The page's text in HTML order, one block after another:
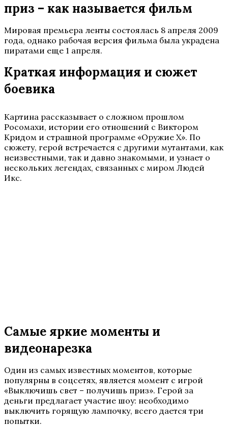
приз – как называется фильм
Мировая премьера ленты состоялась 8 апреля 2009
года, однако рабочая версия фильма была украдена
пиратами еще 1 апреля.
Краткая информация и сюжет
боевика
Картина рассказывает о сложном прошлом
Росомахи, истории его отношений с Виктором
Кридом и страшной программе «Оружие Х». По
сюжету, герой встречается с другими мутантами, как
неизвестными, так и давно знакомыми, и узнает о
нескольких легендах, связанных с миром Людей
Икс.
Самые яркие моменты и
видеонарезка
Один из самых известных моментов, которые
популярны в соцсетях, является момент с игрой
«Выключишь свет – получишь приз». Герой за
деньги предлагает участие шоу: необходимо
выключить горящую лампочку, всего дается три
попытки.